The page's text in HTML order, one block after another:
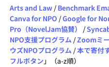
Arts and Law / Benchmark
Canva for NPO /Google for
Pro（NovelJam協賛）
/
NPO支援プログラム /Zoomミ
ウズNPOプログラム /本で寄付
フルボタン 」（a-z順）